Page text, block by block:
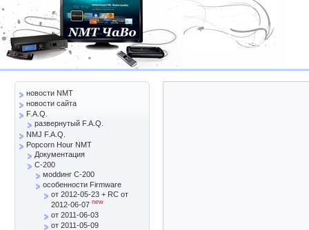
новости NMT
новости сайта
F.A.Q.
развернутый F.A.Q.
NMJ F.A.Q.
Popcorn Hour NMT
Документация
C-200
моddинг C-200
особенности Firmware
от 2012-05-23 + RC от
2012-06-07 new
от 2011-06-03
от 2011-05-09